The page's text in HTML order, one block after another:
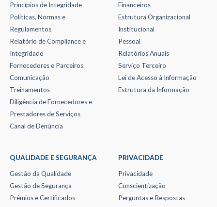
Princípios de Integridade
Políticas, Normas e
Regulamentos
Relatório de Compliance e
Integridade
Fornecedores e Parceiros
Comunicação
Treinamentos
Diligência de Fornecedores e
Prestadores de Serviços
Canal de Denúncia
Financeiros
Estrutura Organizacional
Institucional
Pessoal
Relatórios Anuais
Serviço Terceiro
Lei de Acesso à Informação
Estrutura da Informação
QUALIDADE E SEGURANÇA
Gestão da Qualidade
Gestão de Segurança
Prêmios e Certificados
PRIVACIDADE
Privacidade
Conscientização
Perguntas e Respostas